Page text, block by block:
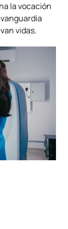
la vocación
vidas.